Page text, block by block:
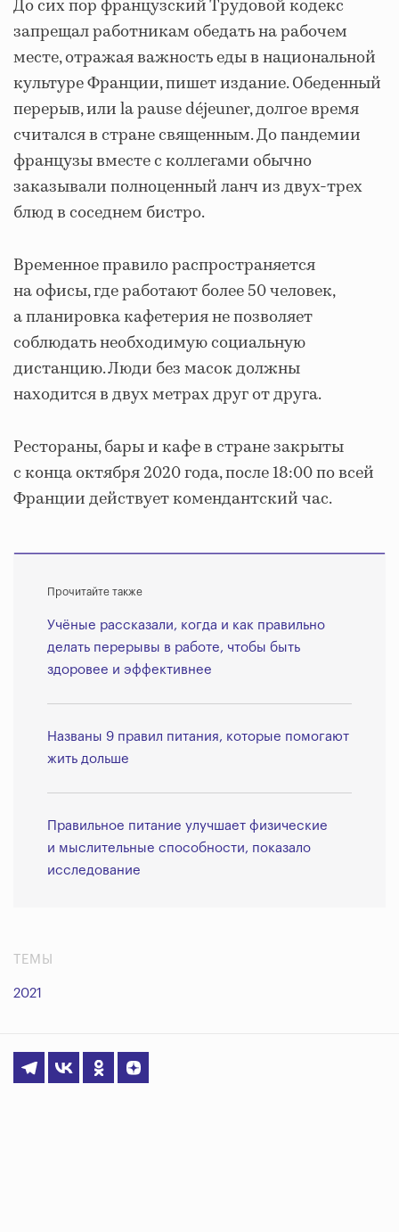
До сих пор французский Трудовой кодекс
запрещал работникам обедать на рабочем
месте, отражая важность еды в национальной
культуре Франции, пишет издание. Обеденный
перерыв, или la pause déjeuner, долгое время
считался в стране священным. До пандемии
французы вместе с коллегами обычно
заказывали полноценный ланч из двух-трех
блюд в соседнем бистро.
Временное правило распространяется
на офисы, где работают более 50 человек,
а планировка кафетерия не позволяет
соблюдать необходимую социальную
дистанцию. Люди без масок должны
находится в двух метрах друг от друга.
Рестораны, бары и кафе в стране закрыты
с конца октября 2020 года, после 18:00 по всей
Франции действует комендантский час.
Прочитайте также
Учёные рассказали, когда и как правильно
делать перерывы в работе, чтобы быть
здоровее и эффективнее
Названы 9 правил питания, которые помогают
жить дольше
Правильное питание улучшает физические
и мыслительные способности, показало
исследование
ТЕМЫ
2021